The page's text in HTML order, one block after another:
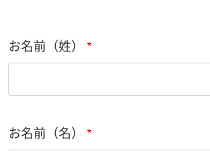
お名前（姓）
お名前（名）